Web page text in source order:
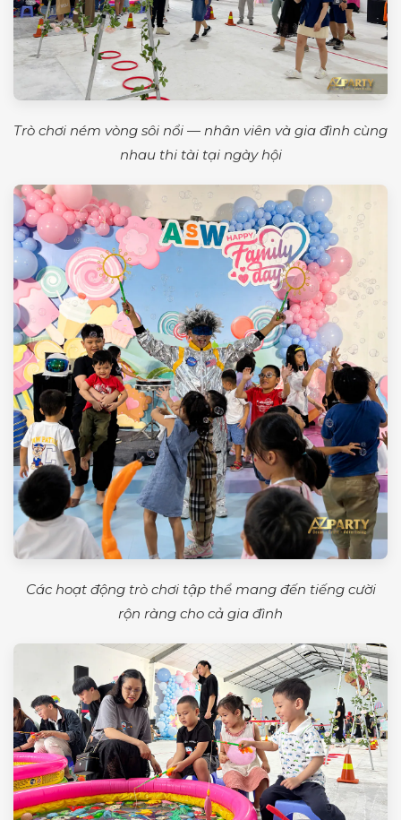
Trò chơi ném vòng sôi nổi — nhân viên và gia đình cùng
nhau thi tài tại ngày hội
Các hoạt động trò chơi tập thể mang đến tiếng cười
rộn ràng cho cả gia đình